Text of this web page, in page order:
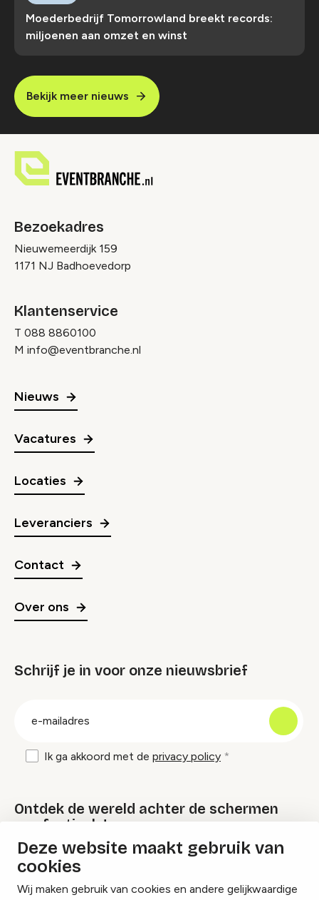
Deze website maakt gebruik van
cookies
Wij maken gebruik van cookies en andere gelijkwaardige
Moederbedrijf Tomorrowland breekt records:
miljoenen aan omzet en winst
Bekijk meer nieuws
Bezoekadres
Nieuwemeerdijk 159
1171 NJ Badhoevedorp
Klantenservice
T 088 8860100
M info@eventbranche.nl
Nieuws
Vacatures
Locaties
Leveranciers
Contact
Over ons
Schrijf je in voor onze nieuwsbrief
Ik ga akkoord met de privacy policy
Ontdek de wereld achter de schermen
van festivals!
Lees onze Festival Specials